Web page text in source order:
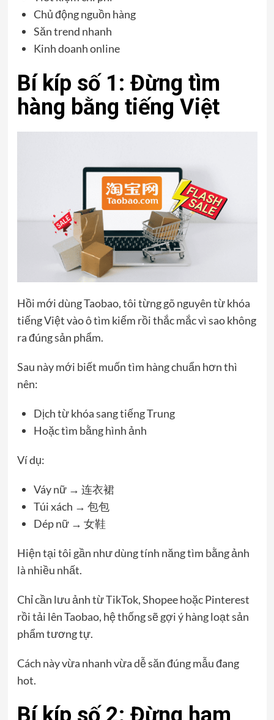
Chủ động nguồn hàng
Săn trend nhanh
Kinh doanh online
Bí kíp số 1: Đừng tìm
hàng bằng tiếng Việt
Hồi mới dùng Taobao, tôi từng gõ nguyên từ khóa
tiếng Việt vào ô tìm kiếm rồi thắc mắc vì sao không
ra đúng sản phẩm.
Sau này mới biết muốn tìm hàng chuẩn hơn thì
nên:
Dịch từ khóa sang tiếng Trung
Hoặc tìm bằng hình ảnh
Ví dụ:
Váy nữ → 连衣裙
Túi xách → 包包
Dép nữ → 女鞋
Hiện tại tôi gần như dùng tính năng tìm bằng ảnh
là nhiều nhất.
Chỉ cần lưu ảnh từ TikTok, Shopee hoặc Pinterest
rồi tải lên Taobao, hệ thống sẽ gợi ý hàng loạt sản
phẩm tương tự.
Cách này vừa nhanh vừa dễ săn đúng mẫu đang
hot.